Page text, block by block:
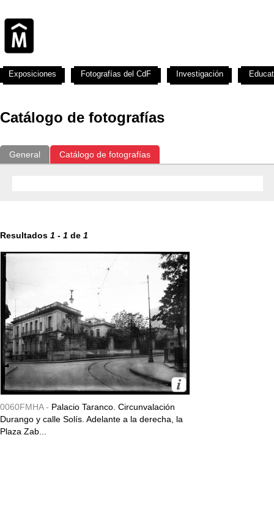
Catálogo de fotografías
General Catálogo de fotografías
Resultados 1 - 1 de 1
0060FMHA - Palacio Taranco. Circunvalación
Durango y calle Solís. Adelante a la derecha, la
Plaza Zab...
Exposiciones Fotografías del CdF Investigación